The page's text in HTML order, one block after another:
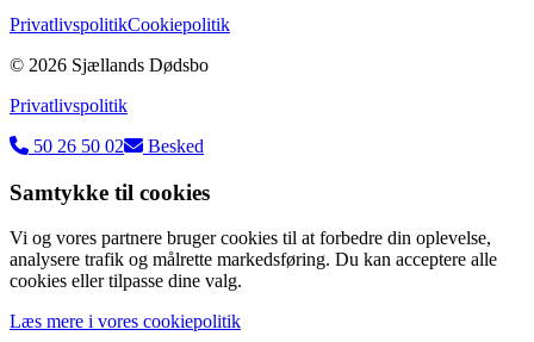
PrivatlivspolitikCookiepolitik
© 2026 Sjællands Dødsbo
Privatlivspolitik
50 26 50 02
Besked
Samtykke til cookies
Vi og vores partnere bruger cookies til at forbedre din oplevelse,
analysere trafik og målrette markedsføring. Du kan acceptere alle
cookies eller tilpasse dine valg.
Læs mere i vores cookiepolitik